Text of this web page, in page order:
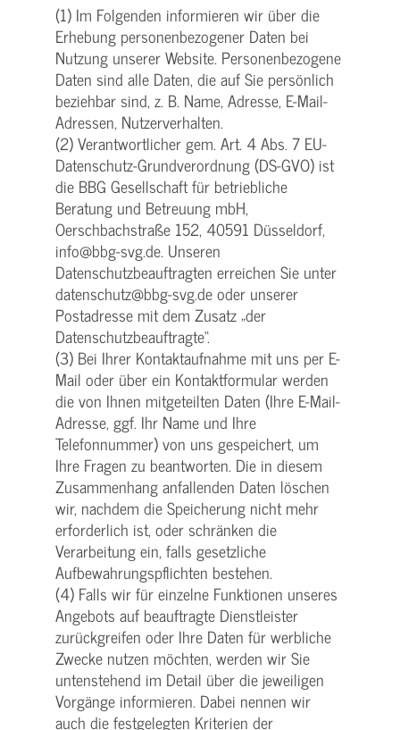
(1) Im Folgenden informieren wir über die
Erhebung personenbezogener Daten bei
Nutzung unserer Website. Personenbezogene
Daten sind alle Daten, die auf Sie persönlich
beziehbar sind, z. B. Name, Adresse, E-Mail-
Adressen, Nutzerverhalten.
(2) Verantwortlicher gem. Art. 4 Abs. 7 EU-
Datenschutz-Grundverordnung (DS-GVO) ist
die BBG Gesellschaft für betriebliche
Beratung und Betreuung mbH,
Oerschbachstraße 152, 40591 Düsseldorf,
info@bbg-svg.de. Unseren
Datenschutzbeauftragten erreichen Sie unter
datenschutz@bbg-svg.de oder unserer
Postadresse mit dem Zusatz „der
Datenschutzbeauftragte“.
(3) Bei Ihrer Kontaktaufnahme mit uns per E-
Mail oder über ein Kontaktformular werden
die von Ihnen mitgeteilten Daten (Ihre E-Mail-
Adresse, ggf. Ihr Name und Ihre
Telefonnummer) von uns gespeichert, um
Ihre Fragen zu beantworten. Die in diesem
Zusammenhang anfallenden Daten löschen
wir, nachdem die Speicherung nicht mehr
erforderlich ist, oder schränken die
Verarbeitung ein, falls gesetzliche
Aufbewahrungspflichten bestehen.
(4) Falls wir für einzelne Funktionen unseres
Angebots auf beauftragte Dienstleister
zurückgreifen oder Ihre Daten für werbliche
Zwecke nutzen möchten, werden wir Sie
untenstehend im Detail über die jeweiligen
Vorgänge informieren. Dabei nennen wir
auch die festgelegten Kriterien der